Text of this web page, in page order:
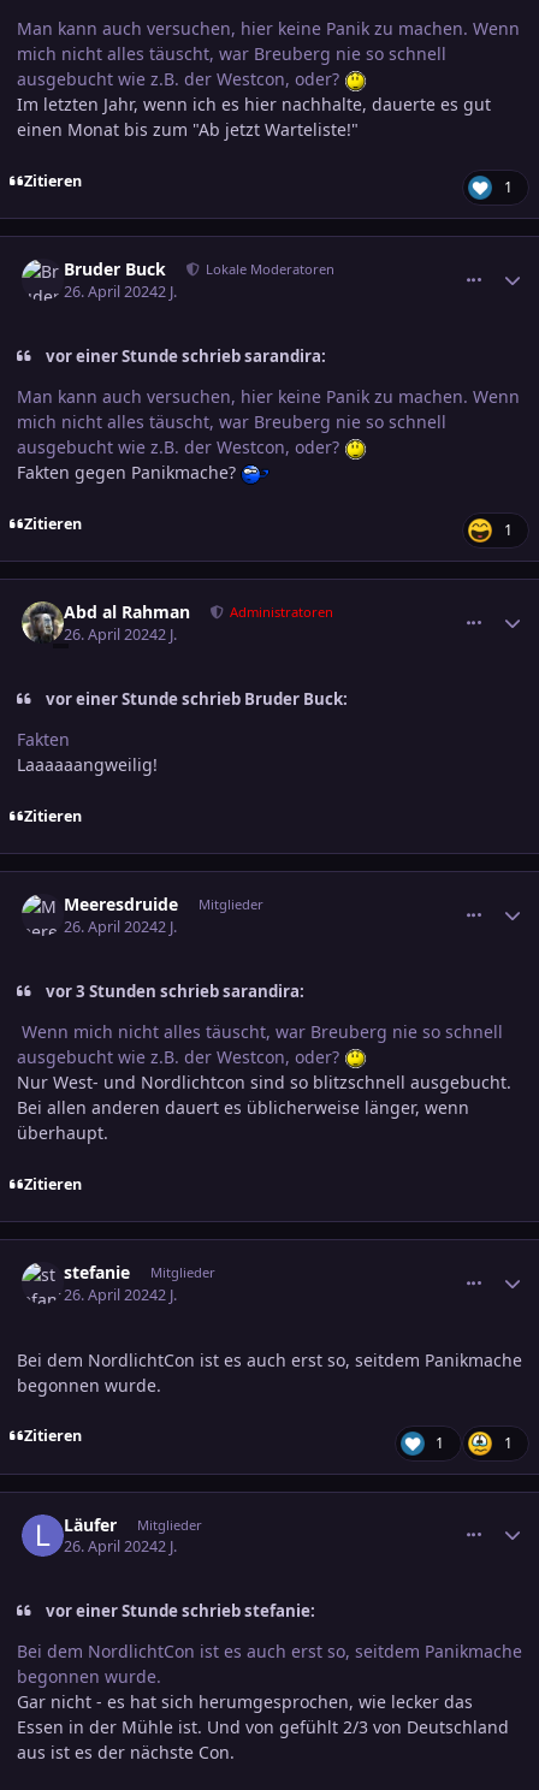
Man kann auch versuchen, hier keine Panik zu machen. Wenn
mich nicht alles täuscht, war Breuberg nie so schnell
ausgebucht wie z.B. der Westcon, oder?
Im letzten Jahr, wenn ich es hier nachhalte, dauerte es gut
einen Monat bis zum "Ab jetzt Warteliste!"
Zitieren 1
Bruder Buck Lokale Moderatoren
26. April 20242 J.
vor einer Stunde schrieb sarandira:
Man kann auch versuchen, hier keine Panik zu machen. Wenn
mich nicht alles täuscht, war Breuberg nie so schnell
ausgebucht wie z.B. der Westcon, oder?
Fakten gegen Panikmache?
Zitieren 1
Abd al Rahman Administratoren
26. April 20242 J.
vor einer Stunde schrieb Bruder Buck:
Fakten
Laaaaaangweilig!
Zitieren
Meeresdruide Mitglieder
26. April 20242 J.
vor 3 Stunden schrieb sarandira:
Wenn mich nicht alles täuscht, war Breuberg nie so schnell
ausgebucht wie z.B. der Westcon, oder?
Nur West- und Nordlichtcon sind so blitzschnell ausgebucht.
Bei allen anderen dauert es üblicherweise länger, wenn
überhaupt.
Zitieren
stefanie Mitglieder
26. April 20242 J.
Bei dem NordlichtCon ist es auch erst so, seitdem Panikmache
begonnen wurde.
Zitieren 1 1
Läufer Mitglieder
26. April 20242 J.
vor einer Stunde schrieb stefanie:
Bei dem NordlichtCon ist es auch erst so, seitdem Panikmache
begonnen wurde.
Gar nicht - es hat sich herumgesprochen, wie lecker das
Essen in der Mühle ist. Und von gefühlt 2/3 von Deutschland
aus ist es der nächste Con.